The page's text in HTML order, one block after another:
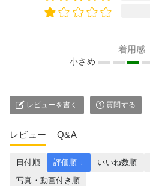
着用感
小さめ
レビューを書く 質問する
レビュー Q&A
日付順 評価順 ↓ いいね数順
写真・動画付き順